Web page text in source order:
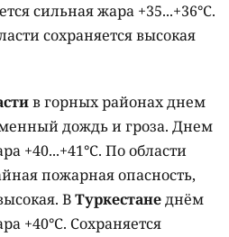
сильная жара +35...+36°C.
сохраняется высокая
в горных районах днем
дождь и гроза. Днем
+40...+41°C. По области
пожарная опасность,
ВТуркестанеднём
+40°C. Сохраняется